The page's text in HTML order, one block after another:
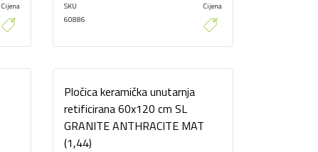
Cijena
SKU
60886
Cijena
Pločica keramička unutarnja
retificirana 60x120 cm SL
GRANITE ANTHRACITE MAT
(1,44)